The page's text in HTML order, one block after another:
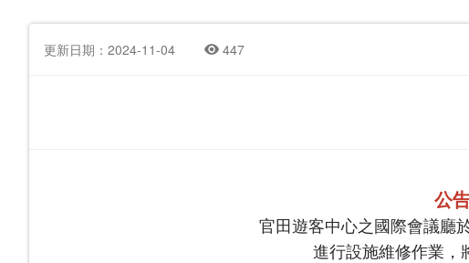
更新日期：2024-11-04 447
公
官田遊客中心之國際會議廳
進行設施維修作業，